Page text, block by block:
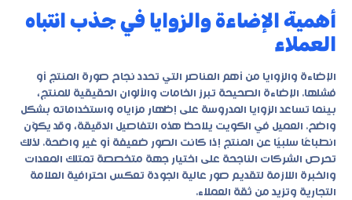
أهمية الإضاءة والزوايا في جذب انتباه
العملاء
الإضاءة والزوايا من أهم العناصر التي تحدد نجاح صورة المنتج أو
فشلها. الإضاءة الصحيحة تبرز الخامات والألوان الحقيقية للمنتج،
بينما تساعد الزوايا المدروسة على إظهار مزاياه واستخداماته بشكل
واضح. العميل في الكويت يلاحظ هذه التفاصيل الدقيقة، وقد يكوّن
انطباعًا سلبيًا عن المنتج إذا كانت الصور ضعيفة أو غير واضحة. لذلك
تحرص الشركات الناجحة على اختيار جهة متخصصة تمتلك المعدات
والخبرة اللازمة لتقديم صور عالية الجودة تعكس احترافية العلامة
التجارية وتزيد من ثقة العملاء.